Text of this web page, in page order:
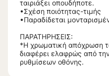
ταιριάξει οπουδήποτε.
•Σχέση ποιότητας-τιμής
•Παραδίδεται
ΠΑΡΑΤΗΡΗΣΕΙΣ:
*Η χρωματική απόχρωση
διαφέρει ελαφρώς από
ρυθμίσεων οθόνης.